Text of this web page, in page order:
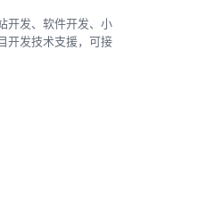
开发、软件开发、小
开发技术支援，可接